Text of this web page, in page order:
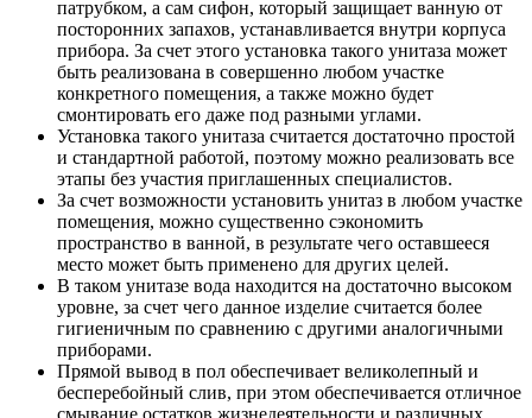
патрубком, а сам сифон, который защищает ванную от
посторонних запахов, устанавливается внутри корпуса
прибора. За счет этого установка такого унитаза может
быть реализована в совершенно любом участке
конкретного помещения, а также можно будет
смонтировать его даже под разными углами.
Установка такого унитаза считается достаточно простой
и стандартной работой, поэтому можно реализовать все
этапы без участия приглашенных специалистов.
За счет возможности установить унитаз в любом участке
помещения, можно существенно сэкономить
пространство в ванной, в результате чего оставшееся
место может быть применено для других целей.
В таком унитазе вода находится на достаточно высоком
уровне, за счет чего данное изделие считается более
гигиеничным по сравнению с другими аналогичными
приборами.
Прямой вывод в пол обеспечивает великолепный и
бесперебойный слив, при этом обеспечивается отличное